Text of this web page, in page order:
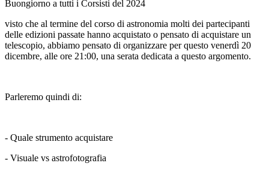
Buongiorno a tutti i Corsisti del 2024
visto che al termine del corso di astronomia molti dei partecipanti
delle edizioni passate hanno acquistato o pensato di acquistare un
telescopio, abbiamo pensato di organizzare per questo venerdì 20
dicembre, alle ore 21:00, una serata dedicata a questo argomento.
Parleremo quindi di:
- Quale strumento acquistare
- Visuale vs astrofotografia